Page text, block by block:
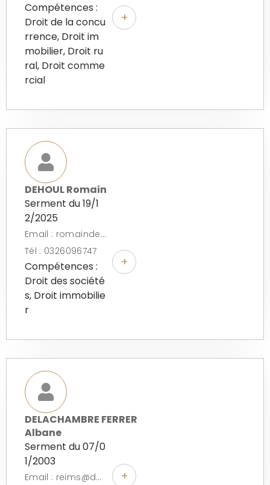
Compétences :
Droit de la concu
rrence, Droit im
mobilier, Droit ru
ral, Droit comme
rcial
+
DEHOUL Romain
Serment du 19/1
2/2025
Email : romaindehoulavocat@gmail.com
Tél : 0326096747
Compétences :
Droit des société
s, Droit immobilie
r
+
DELACHAMBRE FERRER
Albane
Serment du 07/0
1/2003
Email : reims@devarenne-avocat.com
+